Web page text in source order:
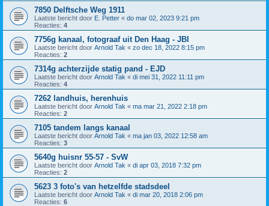
7850 Delftsche Weg 1911
Laatste bericht door E. Petter « do mar 02, 2023 9:21 pm
Reacties: 4
7756g kanaal, fotograaf uit Den Haag - JBI
Laatste bericht door Arnold Tak « zo dec 18, 2022 8:15 pm
Reacties: 2
7314g achterzijde statig pand - EJD
Laatste bericht door Arnold Tak « di mei 31, 2022 11:11 pm
Reacties: 4
7262 landhuis, herenhuis
Laatste bericht door Arnold Tak « ma mar 21, 2022 2:18 pm
Reacties: 2
7105 tandem langs kanaal
Laatste bericht door Arnold Tak « ma jan 03, 2022 12:58 am
Reacties: 3
5640g huisnr 55-57 - SvW
Laatste bericht door Arnold Tak « di apr 03, 2018 7:32 pm
Reacties: 2
5623 3 foto's van hetzelfde stadsdeel
Laatste bericht door Arnold Tak « di mar 20, 2018 2:06 pm
Reacties: 6